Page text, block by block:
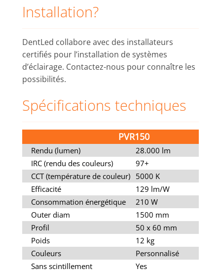
Installation?
DentLed collabore avec des installateurs
certifiés pour l’installation de systèmes
d’éclairage. Contactez-nous pour connaître les
possibilités.
Spécifications techniques
PVR150
Rendu (lumen)
28.000 lm
IRC (rendu des couleurs)
97+
CCT (température de couleur) 5000 K
Efficacité
129 lm/W
Consommation énergétique
210 W
Outer diam
1500 mm
Profil
50 x 60 mm
Poids
12 kg
Couleurs
Personnalisé
Sans scintillement
Yes